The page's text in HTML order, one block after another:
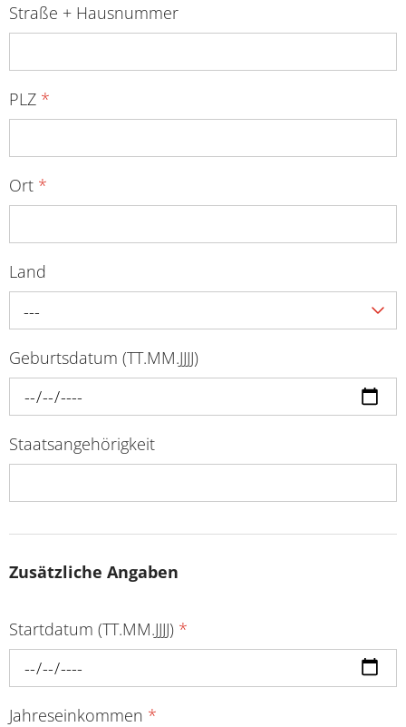
Straße + Hausnummer
PLZ *
Ort *
Land
---
Geburtsdatum (TT.MM.JJJJ)
Staatsangehörigkeit
Zusätzliche Angaben
Startdatum (TT.MM.JJJJ) *
Jahreseinkommen *